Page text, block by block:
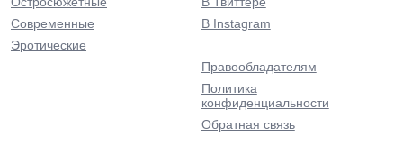
Современные
Эротические
В Instagram
Правообладателям
Политика
конфиденциальности
Обратная связь